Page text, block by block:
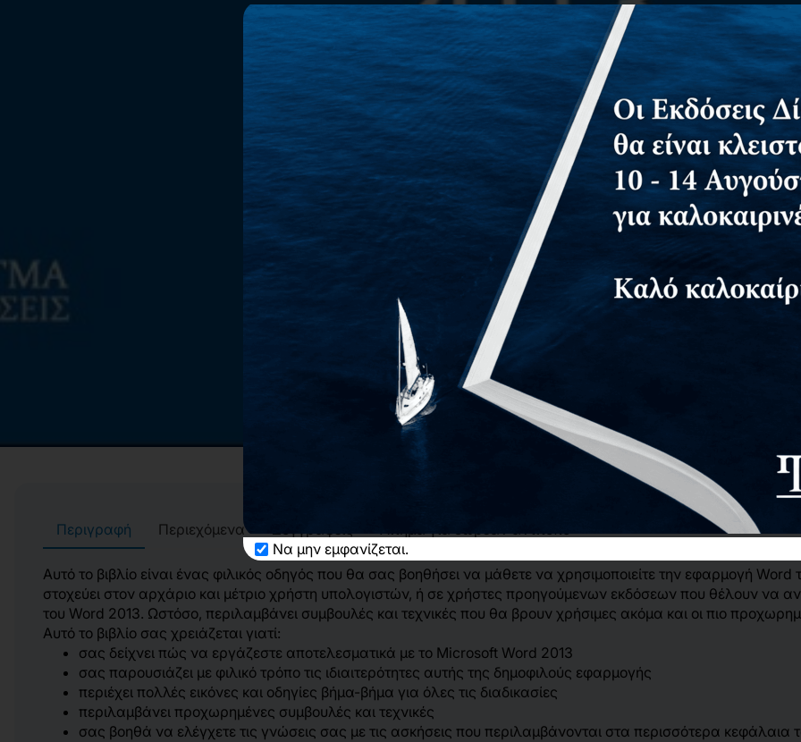
Να μην εμφανίζεται.
Περιγραφή Περιεχόμενα Συγγραφείς Αίτημα για δωρεάν αντίτυπο
Αυτό το βιβλίο είναι ένας φιλικός οδηγός που θα σας βοηθήσει να μάθετε να χρησιμοποιείτε την εφαρμογή
στοχεύει στον αρχάριο και μέτριο χρήστη υπολογιστών, ή σε χρήστες προηγούμενων εκδόσεων που θέλουν να
του Word 2013. Ωστόσο, περιλαμβάνει συμβουλές και τεχνικές που θα βρουν χρήσιμες ακόμα και οι πιο
Αυτό το βιβλίο σας χρειάζεται γιατί:
σας δείχνει πώς να εργάζεστε αποτελεσματικά με το Microsoft Word 2013
σας παρουσιάζει με φιλικό τρόπο τις ιδιαιτερότητες αυτής της δημοφιλούς εφαρμογής
περιέχει πολλές εικόνες και οδηγίες βήμα-βήμα για όλες τις διαδικασίες
περιλαμβάνει προχωρημένες συμβουλές και τεχνικές
σας βοηθά να ελέγχετε τις γνώσεις σας με τις ασκήσεις που περιλαμβάνονται στα περισσότερα κεφάλαια